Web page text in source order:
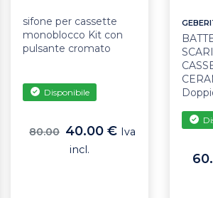
sifone per cassette
monoblocco Kit con
pulsante cromato
Disponibile
80.00 40.00 € Iva
incl.